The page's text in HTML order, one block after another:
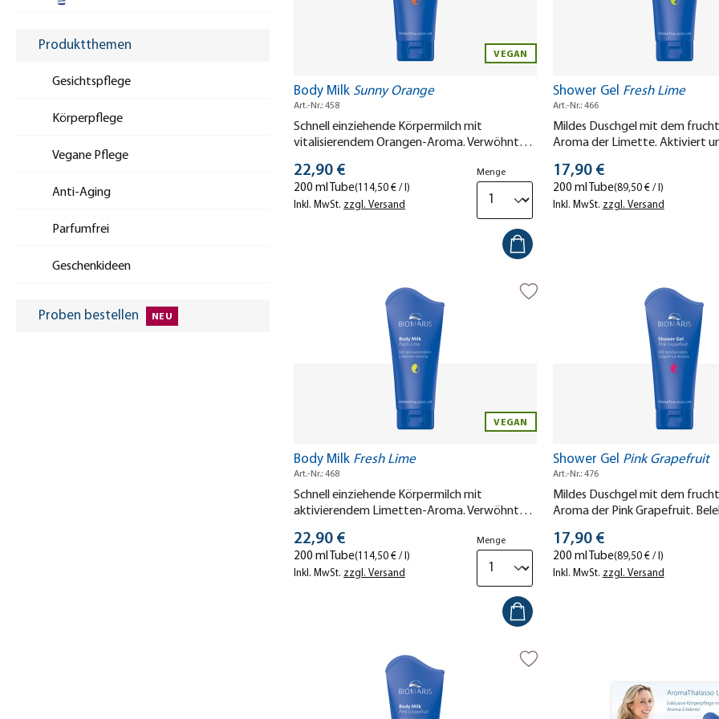
Produktthemen
Gesichtspflege
Körperpflege
Vegane Pflege
Anti-Aging
Parfumfrei
Geschenkideen
Proben bestellen
VEGAN
Body Milk Sunny Orange
Art.-Nr.: 458
Schnell einziehende Körpermilch mit
vitalisierendem Orangen-Aroma. Verwöhnt
Stückpreis
22,90 €
200 ml Tube(114,50 € / l)
Inkl. MwSt. zzgl. Versand
Menge
Shower Gel Fresh Lime
Art.-Nr.: 466
Mildes Duschgel mit dem
Aroma der Limette. Aktiviert
Stückpreis
17,90 €
200 ml Tube(89,50 € / l)
Inkl. MwSt. zzgl. Versand
VEGAN
Body Milk Fresh Lime
Art.-Nr.: 468
Schnell einziehende Körpermilch mit
aktivierendem Limetten-Aroma. Verwöhnt
Stückpreis
22,90 €
200 ml Tube(114,50 € / l)
Inkl. MwSt. zzgl. Versand
Menge
Shower Gel Pink Grapefruit
Art.-Nr.: 476
Mildes Duschgel mit dem
Aroma der Pink Grapefruit.
Stückpreis
17,90 €
200 ml Tube(89,50 € / l)
Inkl. MwSt. zzgl. Versand